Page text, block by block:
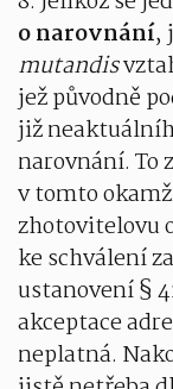
o narovnání,
mutandis
jež původně
již
narovnání. To
v tomto
zhotovitelovu
ke schválení
ustanovení §
akceptace
neplatná.